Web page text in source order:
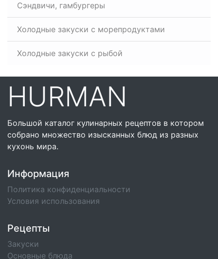
Сэндвичи, гамбургеры
Холодные закуски с морепродуктами
Холодные закуски с рыбой
HURMAN
Большой каталог кулинарных рецептов в котором
собрано множество изысканных блюд из разных
кухонь мира.
Информация
Политика конфиденциальности
Условия использования
Рецепты
Закуски
Основные блюда